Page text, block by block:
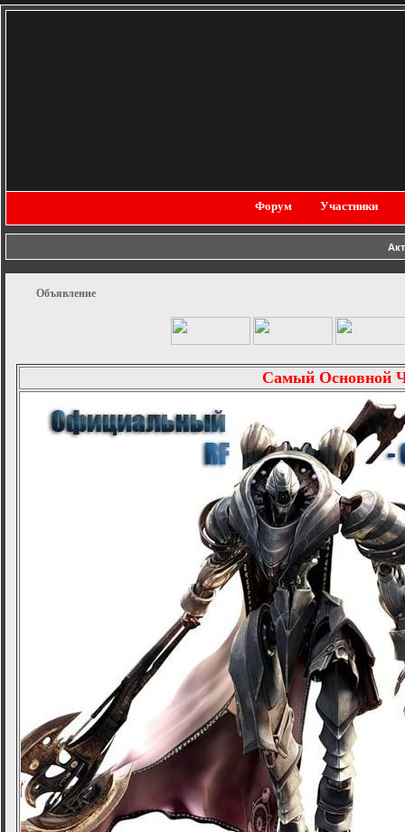
Форум Участники
Объявление
Самый Основной